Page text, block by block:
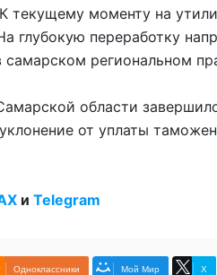
текущему моменту на
глубокую переработку
региональном
области
от уплаты
и Telegram
Одноклассники Мой Мир X